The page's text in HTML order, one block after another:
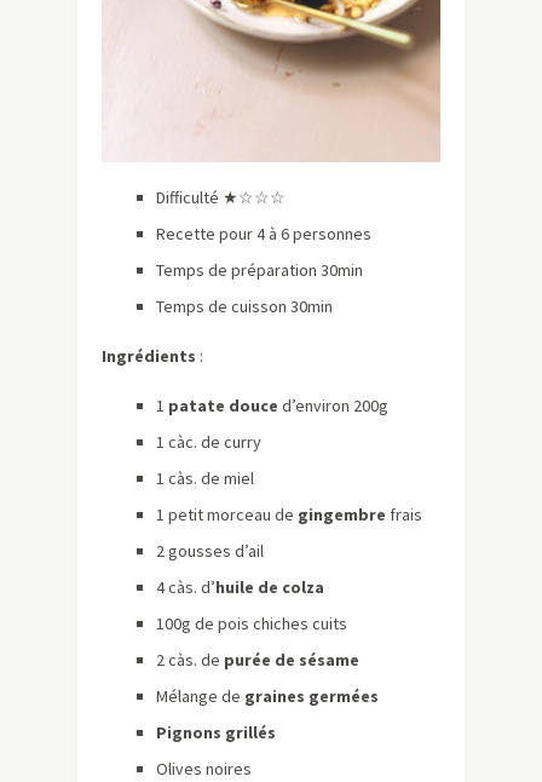
Difficulté ★☆☆☆
Recette pour 4 à 6 personnes
Temps de préparation 30min
Temps de cuisson 30min
Ingrédients :
1 patate douce d’environ 200g
1 càc. de curry
1 càs. de miel
1 petit morceau de gingembre frais
2 gousses d’ail
4 càs. d’huile de colza
100g de pois chiches cuits
2 càs. de purée de sésame
Mélange de graines germées
Pignons grillés
Olives noires